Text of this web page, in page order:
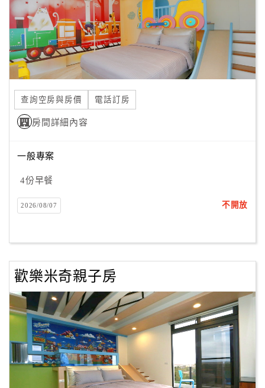
查詢空房與房價 電話訂房
房間詳細內容
一般專案
4份早餐
2026/08/07 不開放
歡樂米奇親子房